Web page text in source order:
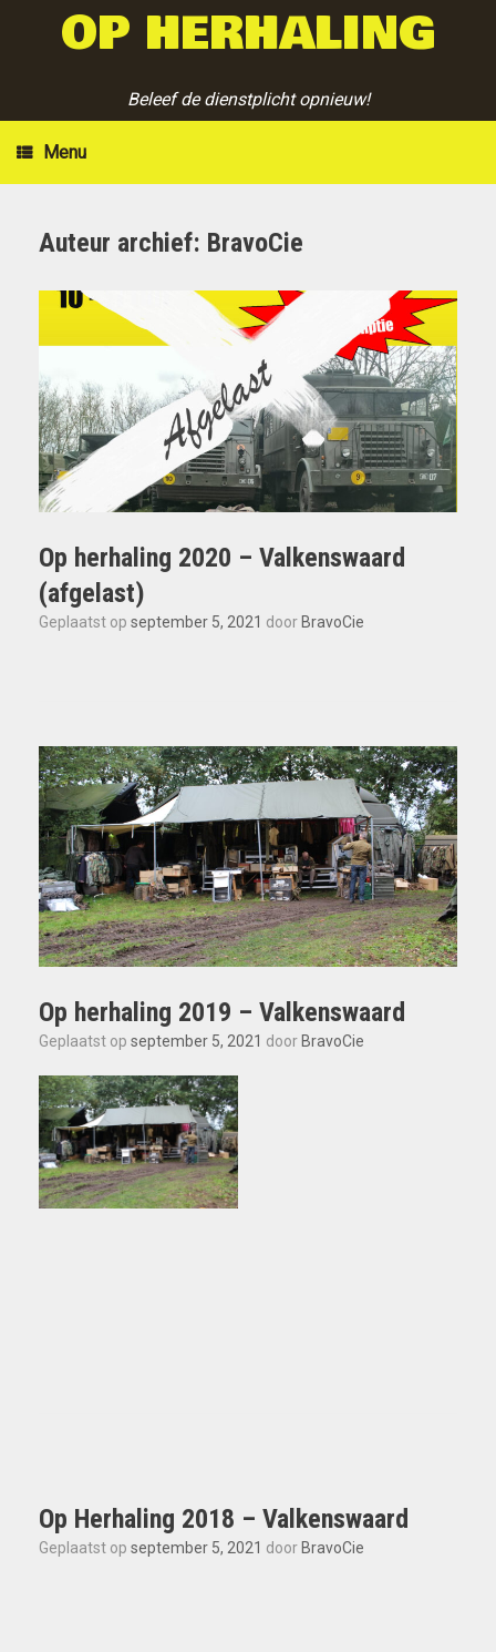
OP HERHALING
Beleef de dienstplicht opnieuw!
Menu
Auteur archief: BravoCie
Op herhaling 2020 – Valkenswaard
(afgelast)
Geplaatst op september 5, 2021 doorBravoCie
Op herhaling 2019 – Valkenswaard
Geplaatst op september 5, 2021 door BravoCie
Op Herhaling 2018 – Valkenswaard
Geplaatst op september 5, 2021 door BravoCie